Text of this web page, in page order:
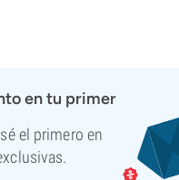
en tu primer
el primero en